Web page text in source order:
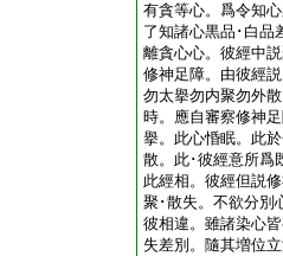
有貪等心。爲令知
了知諸心黒品･白品
離貪心心。彼經中
修神足障。由彼經
勿太擧勿内聚勿外
時。應自審察修神
擧。此心惛眠。此
散。此･彼經意所爲
此經相。彼經但説
聚･散失。不欲分別
彼相違。雖諸染心
失差別。隨其増位